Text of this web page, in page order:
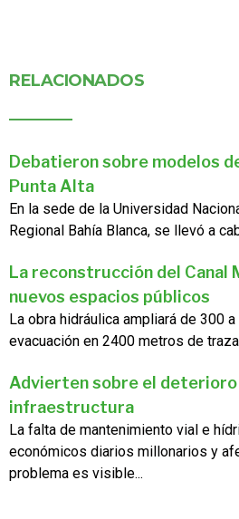
RELACIONADOS
Debatieron sobre modelos
Punta Alta
En la sede de la Universidad
Regional Bahía Blanca, se llevó a
La reconstrucción del Canal
nuevos espacios públicos
La obra hidráulica ampliará de 300
evacuación en 2400 metros de
Advierten sobre el deterioro
infraestructura
La falta de mantenimiento vial e
económicos diarios millonarios y
problema es visible...